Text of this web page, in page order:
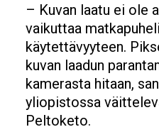
– Kuvan laatu ei ole
vaikuttaa
käytettävyyteen.
kuvan laadun
kamerasta hitaan,
yliopistossa
Peltoketo.